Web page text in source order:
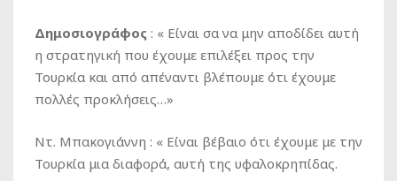
Δημοσιογράφος : « Είναι σα να μην αποδίδει αυτή
η στρατηγική που έχουμε επιλέξει προς την
Τουρκία και από απέναντι βλέπουμε ότι έχουμε
πολλές προκλήσεις…»
Ντ. Μπακογιάννη : « Είναι βέβαιο ότι έχουμε με την
Τουρκία μια διαφορά, αυτή της υφαλοκρηπίδας.